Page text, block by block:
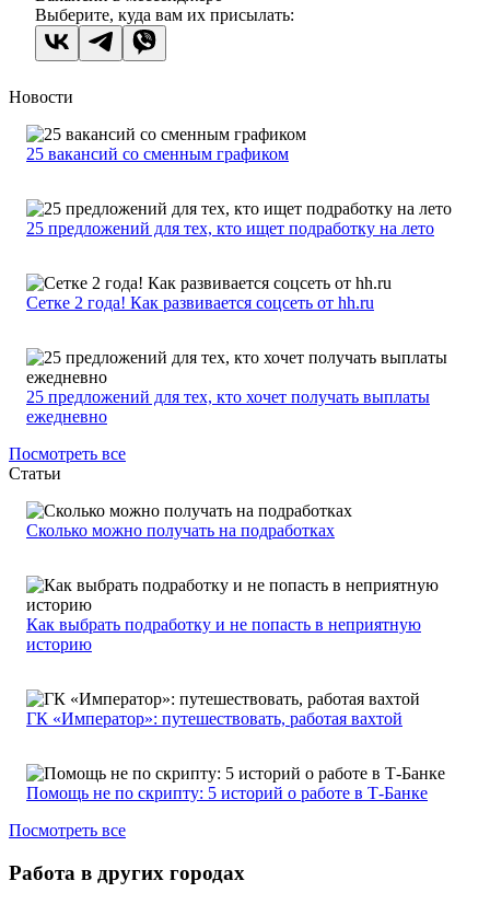
Выберите, куда вам их присылать:
Новости
25 вакансий со сменным графиком
25 предложений для тех, кто ищет подработку на лето
Сетке 2 года! Как развивается соцсеть от hh.ru
25 предложений для тех, кто хочет получать выплаты
ежедневно
Посмотреть все
Статьи
Сколько можно получать на подработках
Как выбрать подработку и не попасть в неприятную
историю
ГК «Император»: путешествовать, работая вахтой
Помощь не по скрипту: 5 историй о работе в Т-Банке
Посмотреть все
Работа в других городах